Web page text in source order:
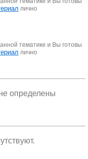
лично
тематике и Вы готовы
лично
определены